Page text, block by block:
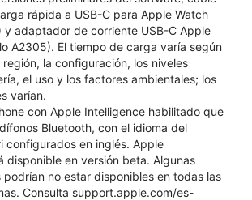
rápida a USB-C para Apple Watch
y adaptador de corriente USB-C Apple
A2305). El tiempo de carga varía según
la configuración, los niveles
el uso y los factores ambientales; los
varían.
con Apple Intelligence habilitado que
Bluetooth, con el idioma del
configurados en inglés. Apple
disponible en versión beta. Algunas
no estar disponibles en todas las
Consulta support.apple.com/es-